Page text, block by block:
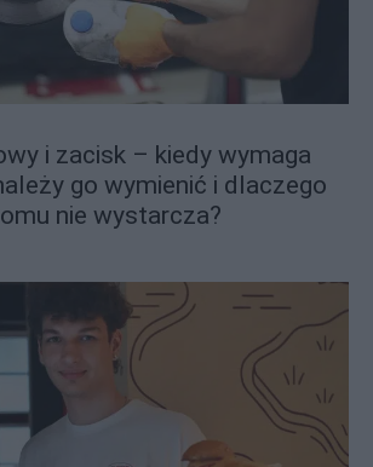
i zacisk – kiedy wymaga
go wymienić i dlaczego
nie wystarcza?